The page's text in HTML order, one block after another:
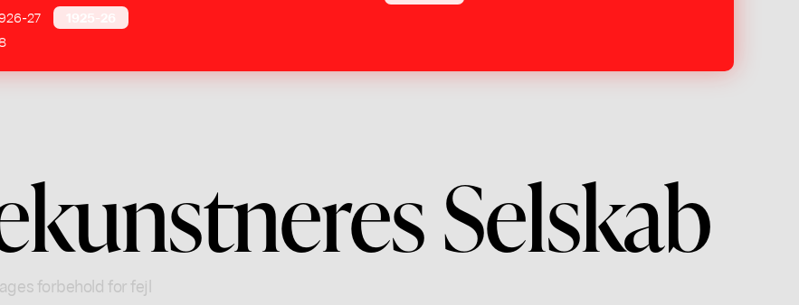
27
8
Selskab
forbehold for fejl